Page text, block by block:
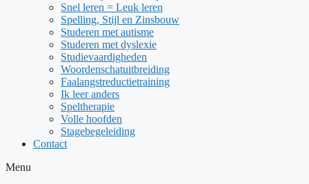
Snel leren = Leuk leren
Spelling, Stijl en Zinsbouw
Studeren met autisme
Studeren met dyslexie
Studievaardigheden
Woordenschatuitbreiding
Faalangstreductietraining
Ik leer anders
Speltherapie
Volle hoofden
Stagebegeleiding
Contact
Menu